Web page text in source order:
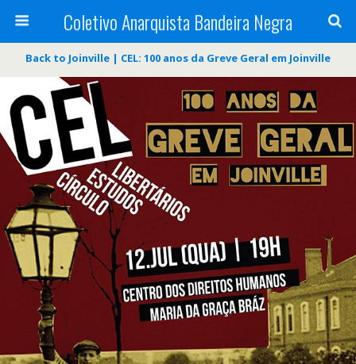
Coletivo Anarquista Bandeira Negra
Back to Joinville | CEL: 100 anos da Greve Geral em Joinville